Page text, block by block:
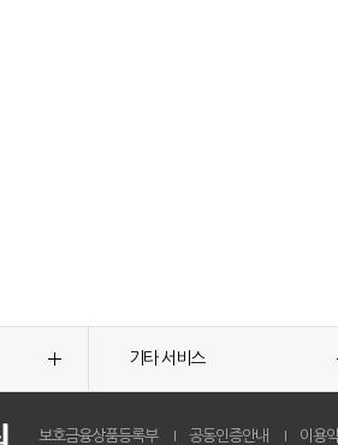
기타 서비스
보호금융상품등록부 공동인증안내 이용